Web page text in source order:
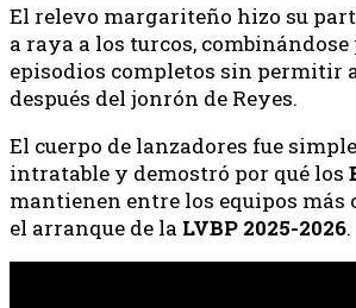
El relevo margariteño hizo su
a raya a los turcos,
episodios completos sin permitir
después del jonrón de Reyes.
El cuerpo de lanzadores fue
intratable y demostró por qué los
mantienen entre los equipos más
el arranque de la LVBP 2025-2026.